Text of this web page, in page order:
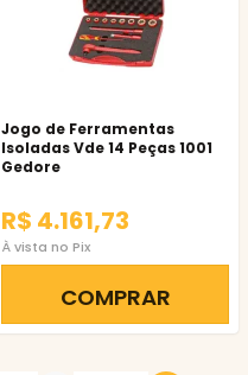
Jogo de Ferramentas
Isoladas Vde 14 Peças 1001
Gedore
R$ 4.161,73
À vista no Pix
COMPRAR